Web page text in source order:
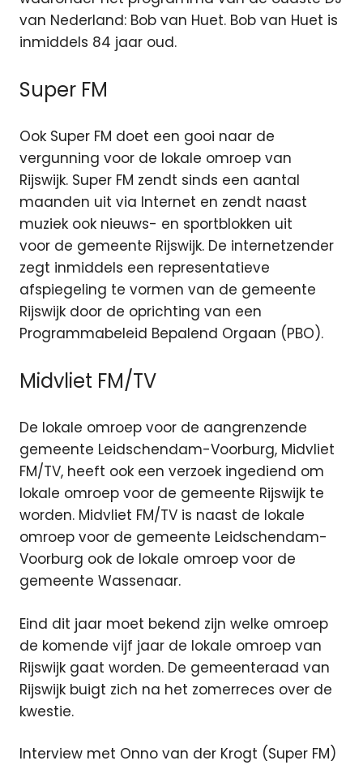
van Nederland: Bob van Huet. Bob van Huet is
inmiddels 84 jaar oud.
Super FM
Ook Super FM doet een gooi naar de
vergunning voor de lokale omroep van
Rijswijk. Super FM zendt sinds een aantal
maanden uit via Internet en zendt naast
muziek ook nieuws- en sportblokken uit
voor de gemeente Rijswijk. De internetzender
zegt inmiddels een representatieve
afspiegeling te vormen van de gemeente
Rijswijk door de oprichting van een
Programmabeleid Bepalend Orgaan (PBO).
Midvliet FM/TV
De lokale omroep voor de aangrenzende
gemeente Leidschendam-Voorburg, Midvliet
FM/TV, heeft ook een verzoek ingediend om
lokale omroep voor de gemeente Rijswijk te
worden. Midvliet FM/TV is naast de lokale
omroep voor de gemeente Leidschendam-
Voorburg ook de lokale omroep voor de
gemeente Wassenaar.
Eind dit jaar moet bekend zijn welke omroep
de komende vijf jaar de lokale omroep van
Rijswijk gaat worden. De gemeenteraad van
Rijswijk buigt zich na het zomerreces over de
kwestie.
Interview met Onno van der Krogt (Super FM)